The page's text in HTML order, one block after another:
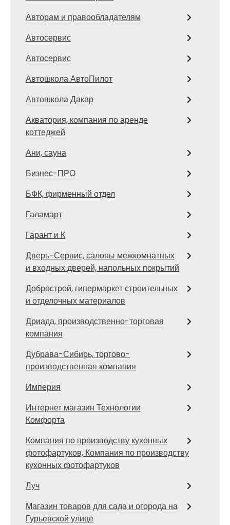
Авторам и правообладателям
Автосервис
Автосервис
Автошкола АвтоПилот
Автошкола Дакар
Акватория, компания по аренде
коттеджей
Ани, сауна
Бизнес-ПРО
БФК, фирменный отдел
Галамарт
Гарант и К
Дверь-Сервис, салоны межкомнатных
и входных дверей, напольных покрытий
Добрострой, гипермаркет строительных
и отделочных материалов
Дриада, производственно-торговая
компания
Дубрава-Сибирь, торгово-
производственная компания
Империя
Интернет магазин Технологии
Комфорта
Компания по производству кухонных
фотофартуков, Компания по производству
кухонных фотофартуков
Луч
Магазин товаров для сада и огорода на
Гурьевской улице